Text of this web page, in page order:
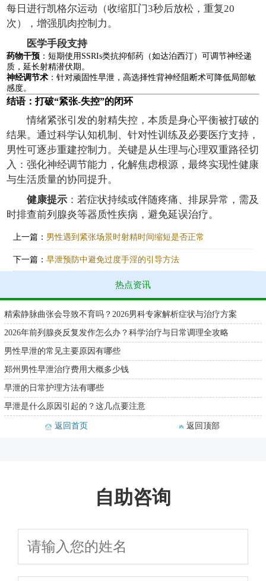
每日进行凯格尔运动（收缩肛门3秒后放松，重复20
次），增强肌肉控制力。
医学手段支持
药物干预 ：短期使用SSRIs类抗抑郁药（如达泊西汀）可调节神经递
质，延长射精潜伏期。
神经调节术 ：针对顽固性早泄，高选择性背神经阻断术可降低局部敏
感度。
结语：打破“紧张-失控”的闭环
情绪紧张引发的射精失控，本质是身心平衡被打破的
结果。通过科学认知机制、针对性训练及必要医疗支持，
男性可逐步重建控制力。关键是从生理与心理双重路径切
入：强化神经调节能力，化解焦虑根源，最终实现性健康
与生活质量的协同提升。
健康提示：若症状持续或伴随疼痛、排尿异常，需及
时排查前列腺炎等器质性疾病，避免延误治疗。
上一篇： 男性遇到紧张场景时射精时间缩短是否正常
下一篇：早泄预防中避免过度手淫的引导方法
热点资讯
精索静脉曲张会导致不育吗？2026男科专家解析症状与治疗方案
2026年前列腺炎反复发作怎么办？科学治疗与日常调理全攻略
男性早泄的常见主要原因有哪些
郑州男性早泄治疗费用大概多少钱
早泄的日常护理方法有哪些
早泄是什么原因引起的？这几点要注意
返回首页 返回顶部
自助咨询